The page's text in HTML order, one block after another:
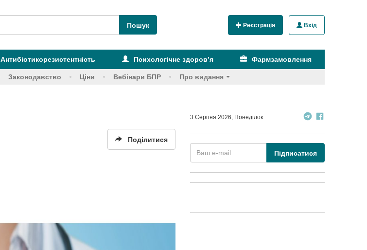
Реєстрація Вхід
Антибіотикорезистентність Психологічне здоров’я Фармзамовлення
Законодавство Ціни Вебінари БПР Про видання
Поділитися
3 Серпня 2026, Понеділок
Підписатися